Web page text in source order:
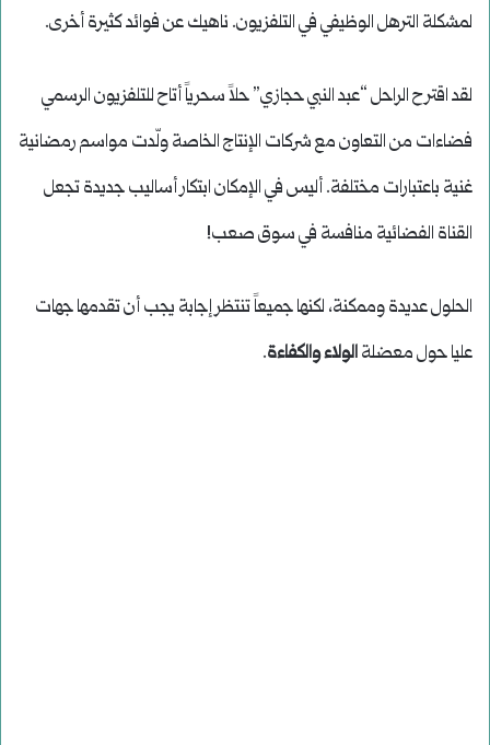
لمشكلة الترهل الوظيفي في التلفزيون. ناهيك عن فوائد كثيرة أخرى.
لقد اقترح الراحل “عبد النبي حجازي” حلاً سحرياً أتاح للتلفزيون الرسمي
فضاءات من التعاون مع شركات الإنتاج الخاصة ولّدت مواسم رمضانية
غنية باعتبارات مختلفة. أليس في الإمكان ابتكار أساليب جديدة تجعل
القناة الفضائية منافسة في سوق صعب!
الحلول عديدة وممكنة، لكنها جميعاً تنتظر إجابة يجب أن تقدمها جهات
عليا حول معضلةالولاء والكفاءة.